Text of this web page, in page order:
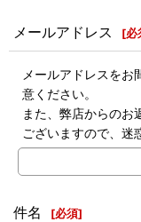
メールアドレス [必
メールアドレスをお
意ください。
また、弊店からのお
ございますので、迷
件名 [必須]